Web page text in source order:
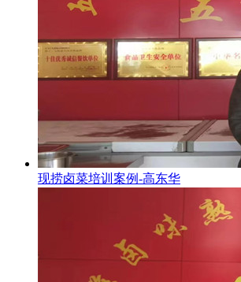
现捞卤菜培训案例-高东华